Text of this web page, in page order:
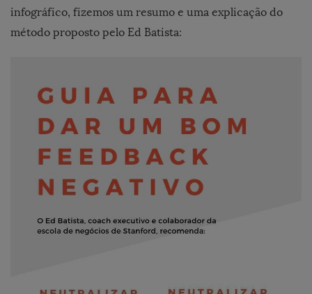
infográfico, fizemos um resumo e uma explicação do
método proposto pelo Ed Batista: